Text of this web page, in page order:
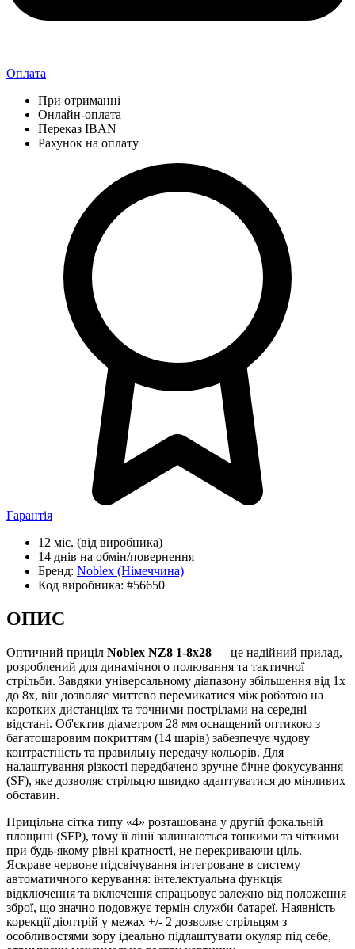
Оплата
При отриманні
Онлайн-оплата
Переказ IBAN
Рахунок на оплату
Гарантія
12 міс. (від виробника)
14 днів на обмін/повернення
Бренд: Noblex (Німеччина)
Код виробника: #56650
ОПИС
Оптичний приціл Noblex NZ8 1-8x28 — це надійний прилад,
розроблений для динамічного полювання та тактичної
стрільби. Завдяки універсальному діапазону збільшення від 1x
до 8x, він дозволяє миттєво перемикатися між роботою на
коротких дистанціях та точними пострілами на середні
відстані. Об'єктив діаметром 28 мм оснащений оптикою з
багатошаровим покриттям (14 шарів) забезпечує чудову
контрастність та правильну передачу кольорів. Для
налаштування різкості передбачено зручне бічне фокусування
(SF), яке дозволяє стрільцю швидко адаптуватися до мінливих
обставин.
Прицільна сітка типу «4» розташована у другій фокальній
площині (SFP), тому її лінії залишаються тонкими та чіткими
при будь-якому рівні кратності, не перекриваючи ціль.
Яскраве червоне підсвічування інтегроване в систему
автоматичного керування: інтелектуальна функція
відключення та включення спрацьовує залежно від положення
зброї, що значно подовжує термін служби батареї. Наявність
корекції діоптрій у межах +/- 2 дозволяє стрільцям з
особливостями зору ідеально підлаштувати окуляр під себе,